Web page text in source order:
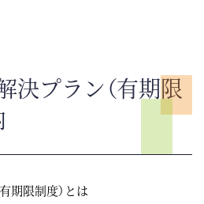
決プラン（有期限
期限制度）とは